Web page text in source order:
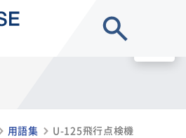
用語集 U-125飛行点検機